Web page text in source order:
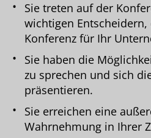
Sie treten auf der
wichtigen
Konferenz für Ihr
Sie haben die
zu sprechen und sich
präsentieren.
Sie erreichen eine
Wahrnehmung in Ihrer